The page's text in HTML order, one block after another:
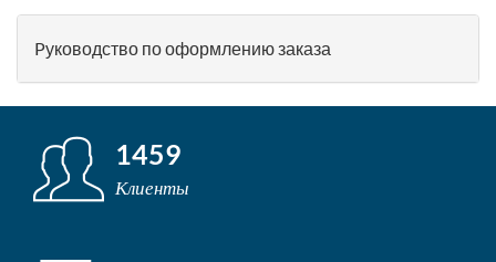
Pуководство по оформлению заказа
1459
Клиенты